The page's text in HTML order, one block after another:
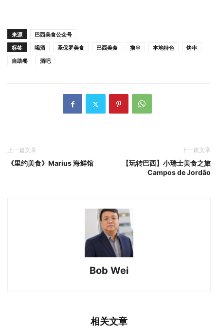
来源
巴西美食公众号
标签
喝酒 圣保罗美食 巴西美食 撸串 本地特色
烤串
自助餐
酒吧
上一篇文章
《里约美食》Marius 海鲜馆
下一篇文章
【玩转巴西】小瑞士美食之旅
Campos de Jordão
Bob Wei
相关文章